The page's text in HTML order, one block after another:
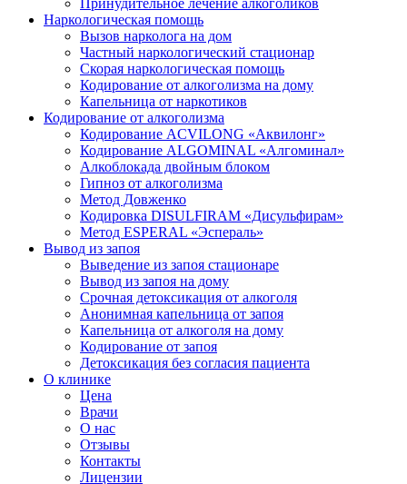
Принудительное лечение алкоголиков
Наркологическая помощь
Вызов нарколога на дом
Частный наркологический стационар
Скорая наркологическая помощь
Кодирование от алкоголизма на дому
Капельница от наркотиков
Кодирование от алкоголизма
Кодирование ACVILONG «Аквилонг»
Кодирование ALGOMINAL «Алгоминал»
Алкоблокада двойным блоком
Гипноз от алкоголизма
Метод Довженко
Кодировка DISULFIRAM «Дисульфирам»
Метод ESPERAL «Эспераль»
Вывод из запоя
Выведение из запоя стационаре
Вывод из запоя на дому
Срочная детоксикация от алкоголя
Анонимная капельница от запоя
Капельница от алкоголя на дому
Кодирование от запоя
Детоксикация без согласия пациента
О клинике
Цена
Врачи
О нас
Отзывы
Контакты
Лицензии